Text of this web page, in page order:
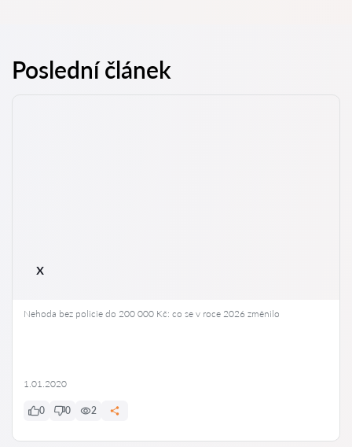
Poslední článek
x
Nehoda bez policie do 200 000 Kč: co se v roce 2026 změnilo
1.01.2020
0 0 2